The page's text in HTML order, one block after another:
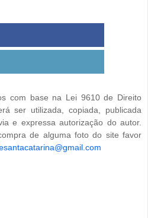
com base na Lei 9610 de Direito
ser utilizada, copiada, publicada
e expressa autorização do autor.
de alguma foto do site favor